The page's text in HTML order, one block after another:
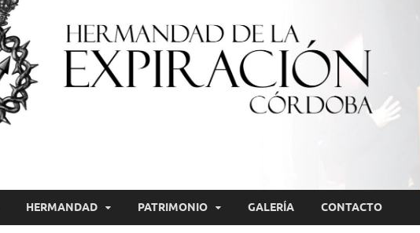
HERMANDAD PATRIMONIO GALERÍA CONTACTO